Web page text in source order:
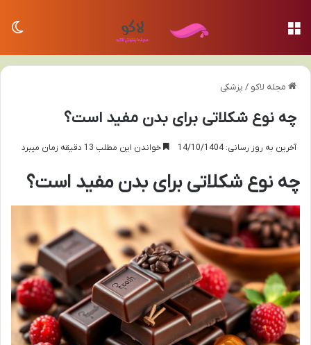
مجله لاکو / پزشکی
چه نوع شکلاتی برای بدن مفید است؟
آخرین به روز رسانی: 14/10/1404 خواندن این مطلب 13 دقیقه زمان میبرد
چه نوع شکلاتی برای بدن مفید است؟